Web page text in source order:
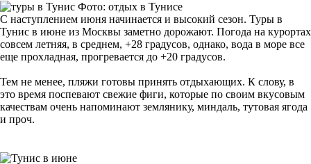
Фото: отдых в Тунисе
С наступлением июня начинается и высокий сезон. Туры в
Тунис в июне из Москвы заметно дорожают. Погода на курортах
совсем летняя, в среднем, +28 градусов, однако, вода в море все
еще прохладная, прогревается до +20 градусов.
Тем не менее, пляжи готовы принять отдыхающих. К слову, в
это время поспевают свежие фиги, которые по своим вкусовым
качествам очень напоминают землянику, миндаль, тутовая ягода
и проч.